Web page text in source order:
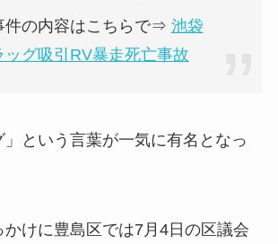
件の内容はこちらで⇒ 池袋
ッグ吸引RV暴走死亡事故
」という言葉が一気に有名となっ
かけに豊島区では7月4日の区議会